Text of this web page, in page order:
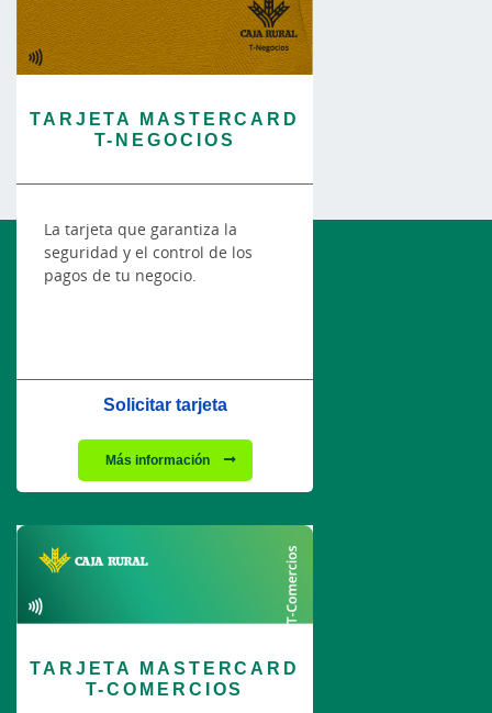
TARJETA MASTERCARD
T-NEGOCIOS
La tarjeta que garantiza la
seguridad y el control de los
pagos de tu negocio.
Solicitar tarjeta
Más información
TARJETA MASTERCARD
T-COMERCIOS